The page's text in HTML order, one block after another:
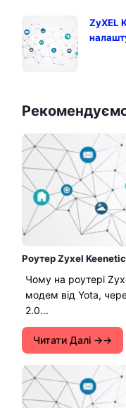
ZyXEL
Роутер Zyxel Keenetic
Чому на роутері
модем від Yota,
2.0...
Читати Далі →